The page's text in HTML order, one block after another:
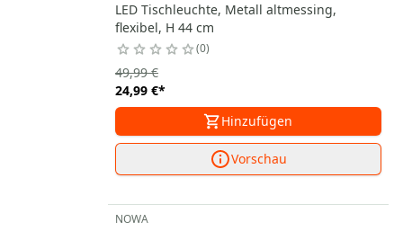
LED Tischleuchte, Metall altmessing,
flexibel, H 44 cm
0
24,99 €*
49,99 €
Hinzufügen
Vorschau
NOWA